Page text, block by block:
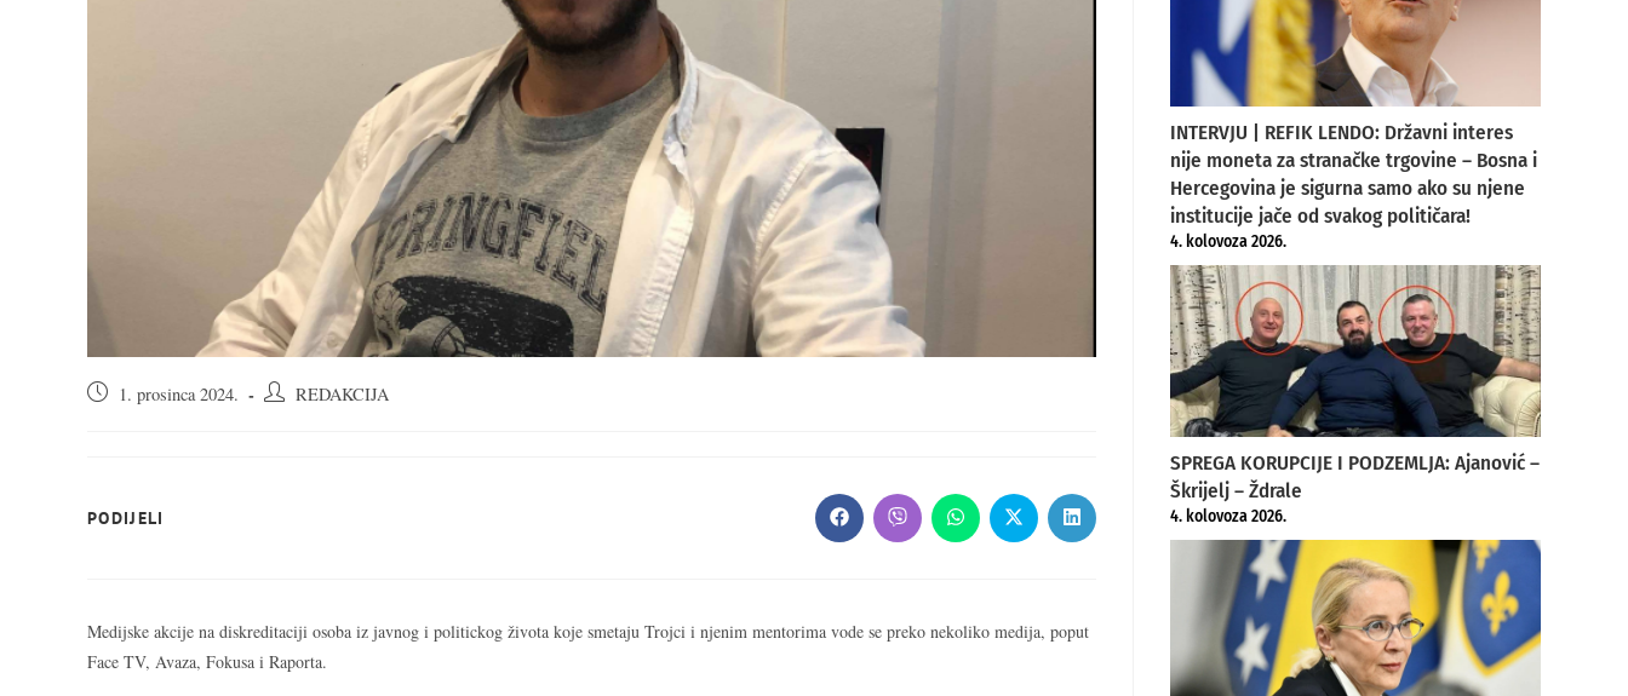
Objava1. prosinca 2024.
AutorREDAKCIJA
PODIJELI Opens
in
Opens
in
Opens
in
Opens
in
Opens
in
Medijske akcije na diskreditaciji osoba iz javnog i politickog života koje smetaju Trojci i njenim mentorima vode se preko nekoliko medija, poput
Face TV, Avaza, Fokusa i Raporta.
INTERVJU | REFIK LENDO: Državni interes
nije moneta za stranačke trgovine – Bosna i
Hercegovina je sigurna samo ako su njene
institucije jače od svakog političara!
4. kolovoza 2026.
SPREGA KORUPCIJE I PODZEMLJA: Ajanović –
Škrijelj – Ždrale
4. kolovoza 2026.